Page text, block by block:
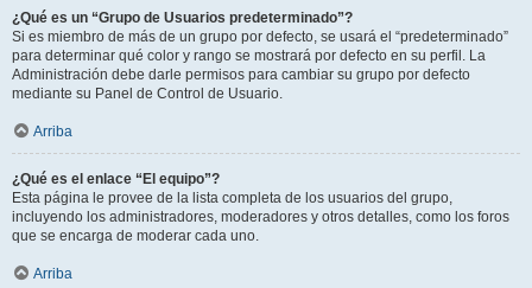
¿Qué es un “Grupo de Usuarios predeterminado”?
Si es miembro de más de un grupo por defecto, se usará el “predeterminado”
para determinar qué color y rango se mostrará por defecto en su perfil. La
Administración debe darle permisos para cambiar su grupo por defecto
mediante su Panel de Control de Usuario.
Arriba
¿Qué es el enlace “El equipo”?
Esta página le provee de la lista completa de los usuarios del grupo,
incluyendo los administradores, moderadores y otros detalles, como los foros
que se encarga de moderar cada uno.
Arriba